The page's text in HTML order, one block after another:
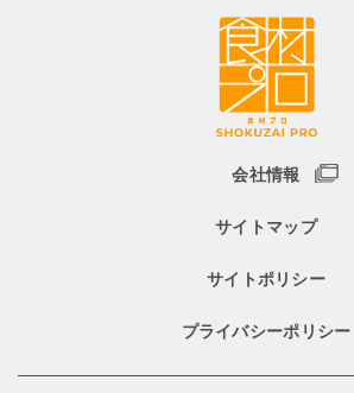
会社情報
サイトマップ
サイトポリシー
プライバシーポリシー